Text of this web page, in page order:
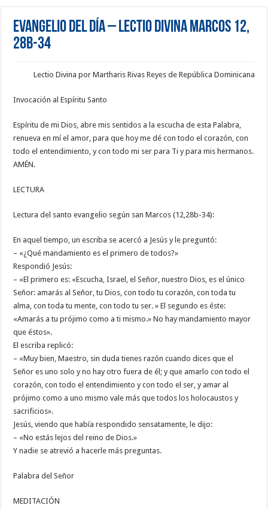
Evangelio del día – Lectio Divina Marcos 12,
28b-34
Lectio Divina por Martharis Rivas Reyes de República Dominicana
Invocación al Espíritu Santo
Espíritu de mi Dios, abre mis sentidos a la escucha de esta Palabra,
renueva en mí el amor, para que hoy me dé con todo el corazón, con
todo el entendimiento, y con todo mi ser para Ti y para mis hermanos.
AMÉN.
LECTURA
Lectura del santo evangelio según san Marcos (12,28b-34):
En aquel tiempo, un escriba se acercó a Jesús y le preguntó:
– «¿Qué mandamiento es el primero de todos?»
Respondió Jesús:
– «El primero es: «Escucha, Israel, el Señor, nuestro Dios, es el único
Señor: amarás al Señor, tu Dios, con todo tu corazón, con toda tu
alma, con toda tu mente, con todo tu ser. » El segundo es éste:
«Amarás a tu prójimo como a ti mismo.» No hay mandamiento mayor
que éstos».
El escriba replicó:
– «Muy bien, Maestro, sin duda tienes razón cuando dices que el
Señor es uno solo y no hay otro fuera de él; y que amarlo con todo el
corazón, con todo el entendimiento y con todo el ser, y amar al
prójimo como a uno mismo vale más que todos los holocaustos y
sacrificios».
Jesús, viendo que había respondido sensatamente, le dijo:
– «No estás lejos del reino de Dios.»
Y nadie se atrevió a hacerle más preguntas.
Palabra del Señor
MEDITACIÓN